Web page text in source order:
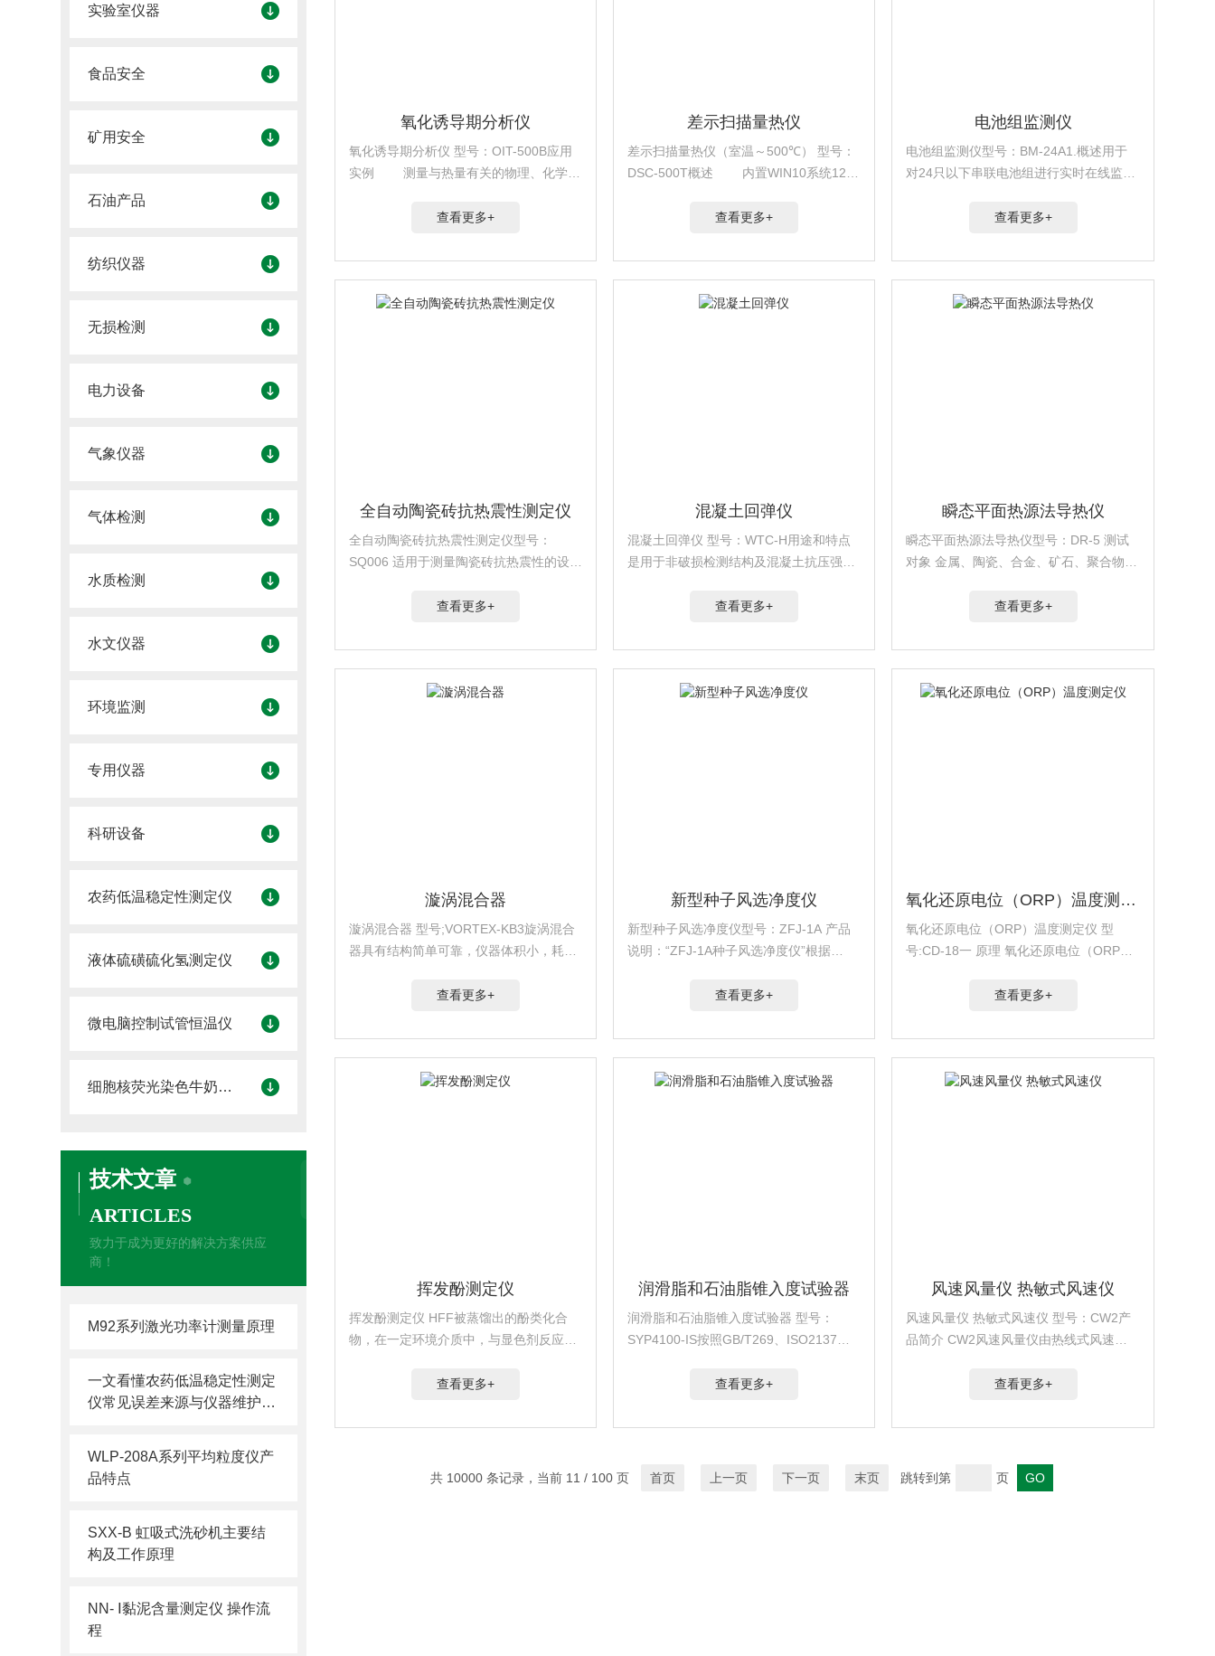
实验室仪器
食品安全
矿用安全
石油产品
纺织仪器
无损检测
电力设备
气象仪器
气体检测
水质检测
水文仪器
环境监测
专用仪器
科研设备
农药低温稳定性测定仪
液体硫磺硫化氢测定仪
微电脑控制试管恒温仪
细胞核荧光染色牛奶体细胞计数仪
技术文章
ARTICLES
致力于成为更好的解决方案供应
商！
M92系列激光功率计测量原理
一文看懂农药低温稳定性测定
仪常见误差来源与仪器维护方
WLP-208A系列平均粒度仪产
品特点
SXX-B 虹吸式洗砂机主要结
构及工作原理
NN- Ⅰ黏泥含量测定仪 操作流
程
氧化诱导期分析仪
氧化诱导期分析仪 型号：OIT-500B应用
实例 测量与热量有关的物理、化学变
度、结晶与结晶热、相转变反应热，产品
比热等。
查看更多+
差示扫描量热仪
差示扫描量热仪（室温～500℃） 型号：
DSC-500T概述 内置WIN10系统12寸
成差热测试操作，生成测试报告，通过
查看更多+
电池组监测仪
电池组监测仪型号：BM-24A1.概述用于
对24只以下串联电池组进行实时在线监
查看更多+
全自动陶瓷砖抗热震性测定仪
全自动陶瓷砖抗热震性测定仪型号：
SQ006 适用于测量陶瓷砖抗热震性的设
准,GB/3810.9-2016陶瓷砖抗热震性测定
查看更多+
混凝土回弹仪
混凝土回弹仪 型号：WTC-H用途和特点
是用于非破损检测结构及混凝土抗压强度
出混凝土构件的强度.查看更多+
瞬态平面热源法导热仪
瞬态平面热源法导热仪型号：DR-5 测试
对象 金属、陶瓷、合金、矿石、聚合物、
整的隔热材料、板材）、矿物棉、水泥墙
夹心混凝土、...
查看更多+
漩涡混合器
漩涡混合器 型号;VORTEX-KB3旋涡混合
器具有结构简单可靠，仪器体积小，耗电
学，基因工程，医学等实验需要。
查看更多+
新型种子风选净度仪
新型种子风选净度仪型号：ZFJ-1A 产品
说明：“ZFJ-1A种子风选净度仪”根据
程》要求生产，是一种用于种子试验和检
查看更多+
氧化还原电位（ORP）温度测定仪
氧化还原电位（ORP）温度测定仪 型
号:CD-18一 原理 氧化还原电位（ORP或
基等）环境条件的一个综合性指标，已沿
对程...
查看更多+
挥发酚测定仪
挥发酚测定仪 HFF被蒸馏出的酚类化合
物，在一定环境介质中，与显色剂反应，
光度，经微电脑系统处理计算后直接显示
查看更多+
润滑脂和石油脂锥入度试验器
润滑脂和石油脂锥入度试验器 型号：
SYP4100-IS按照GB/T269、ISO2137、
查看更多+
风速风量仪 热敏式风速仪
风速风量仪 热敏式风速仪 型号：CW2产
品简介 CW2风速风量仪由热线式风速传
面积自动计算风量，是用于测量并记录风
查看更多+
共 10000 条记录，当前 11 / 100 页 首页 上一页 下一页 末页 跳转到第 页